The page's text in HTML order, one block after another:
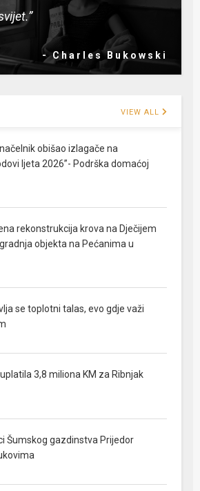
- Charles Bukowski
VIEW ALL
obišao izlagače na
ljeta 2026”- Podrška domaćoj
rekonstrukcija krova na Dječijem
objekta na Pećanima u
se toplotni talas, evo gdje važi
3,8 miliona KM za Ribnjak
Šumskog gazdinstva Prijedor